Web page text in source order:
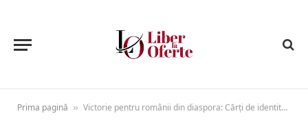
Prima pagină » Victorie pentru românii din diaspora: Cărți de identitate pentru cetățenii români cu domiciliul în străinătate!